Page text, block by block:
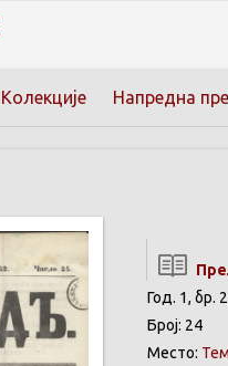
Колекције Напредна
Год. 1, бр.
Број: 24
Место: